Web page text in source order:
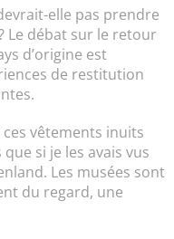
elle pas prendre
Le débat sur le retour
d’origine est
de restitution
vêtements inuits
si je les avais vus
Les musées sont
du regard, une